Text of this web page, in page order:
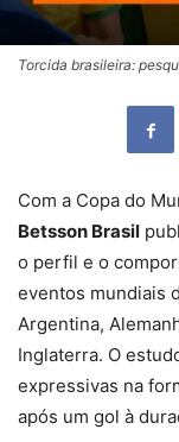
Torcida brasileira:
Com a Copa do
Betsson Brasil
o perfil e o
eventos mundiais
Argentina,
Inglaterra. O
expressivas na
após um gol à